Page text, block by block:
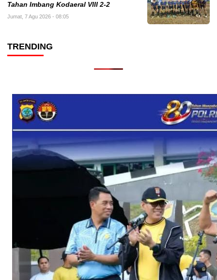
Tahan Imbang Kodaeral VIII 2-2
Jumat, 7 Agu 2026 - 08:05
TRENDING